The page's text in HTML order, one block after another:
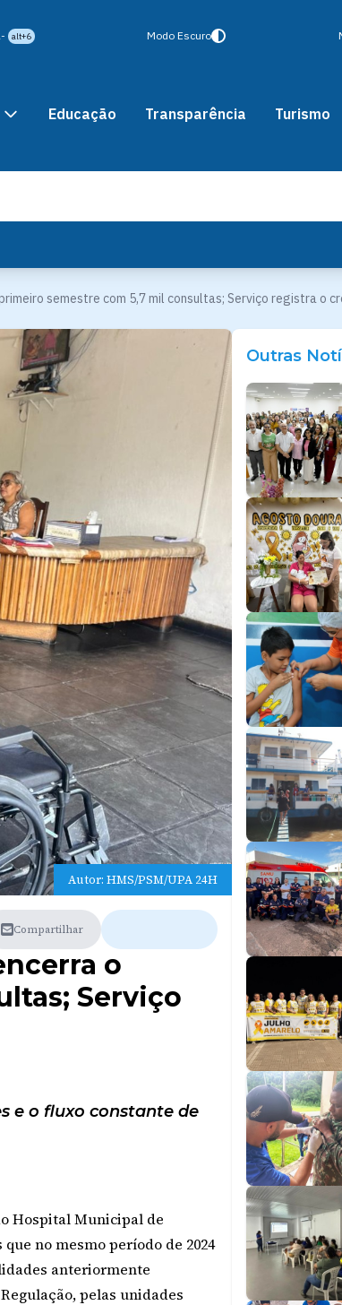
alt+6 Modo Escuro
Educação Transparência Turismo
semestre com 5,7 mil consultas; Serviço registra o
Autor: HMS/PSM/UPA 24H
Compartilhar
o
Serviço
e o fluxo constante de
Hospital Municipal de
no mesmo período de 2024
anteriormente
pelas unidades
Outras